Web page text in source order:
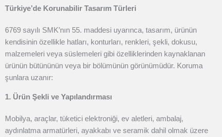
Türkiye’de Korunabilir Tasarım Türleri
6769 sayılı SMK’nın 55. maddesi uyarınca, tasarım, ürünün
kendisinin özellikle hatları, konturları, renkleri, şekli, dokusu,
malzemeleri veya süslemeleri gibi özelliklerinden kaynaklanan
ürünün bütününün veya bir bölümünün görünümüdür. Koruma
şunlara uzanır:
1. Ürün Şekli ve Yapılandırması
Mobilya, araçlar, tüketici elektroniği, ev aletleri, ambalaj,
aydınlatma armatürleri, ayakkabı ve seramik dahil olmak üzere